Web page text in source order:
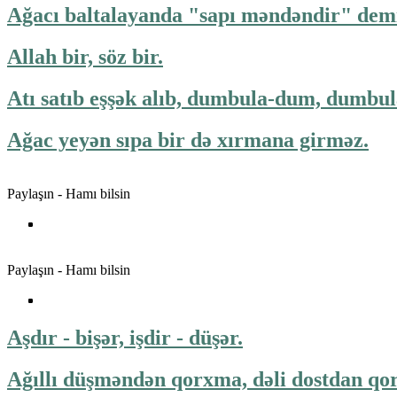
Ağacı baltalayanda "sapı məndəndir"
Allah bir, söz bir.
Atı satıb eşşək alıb, dumbula-dum,
Ağac yeyən sıpa bir də xırmana girməz.
Paylaşın - Hamı bilsin
Paylaşın - Hamı bilsin
Aşdır - bişər, işdir - düşər.
Ağıllı düşməndən qorxma, dəli dostdan